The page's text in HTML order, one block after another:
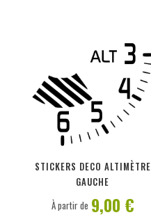
STICKERS DECO ALTIMÈTRE
GAUCHE
À partir de 9,00 €